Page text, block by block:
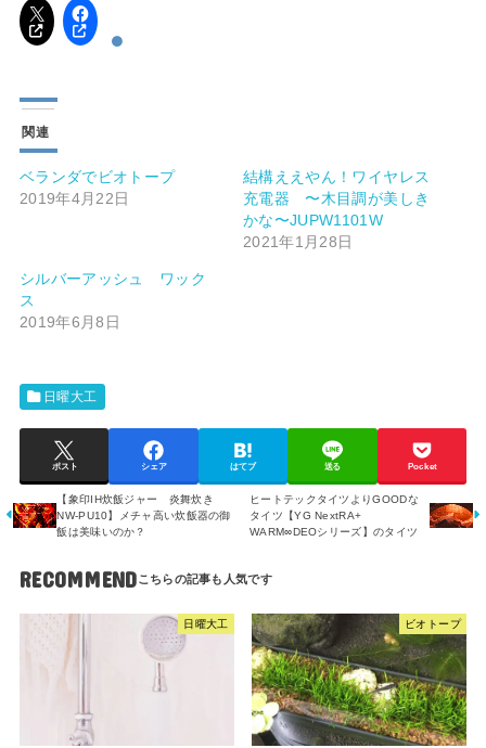
関連
ベランダでビオトープ
2019年4月22日
結構ええやん！ワイヤレス
充電器 〜木目調が美しき
かな〜JUPW1101W
2021年1月28日
シルバーアッシュ ワック
ス
2019年6月8日
日曜大工
ポスト シェア はてブ 送る Pocket
【象印IH炊飯ジャー 炎舞炊き
NW-PU10】メチャ高い炊飯器の御
飯は美味いのか？
ヒートテックタイツよりGOODな
タイツ【YG NextRA+
WARM∞DEOシリーズ】のタイツ
RECOMMEND
日曜大工 ビオトープ